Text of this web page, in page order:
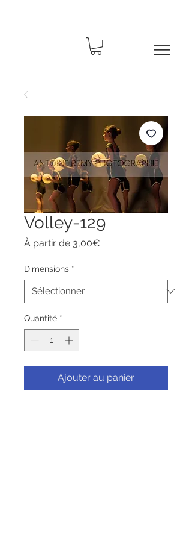
Volley-129
À partir de 3,00€
Dimensions *
Quantité *
Ajouter au panier